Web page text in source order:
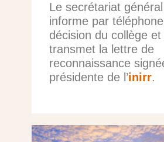
Le secrétariat
informe par
décision du collège
transmet la lettre de
reconnaissance
présidente de l’inirr.